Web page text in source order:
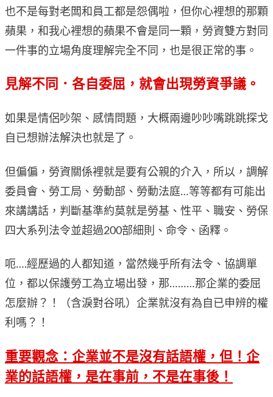
也不是每對老闆和員工都是怨偶啦，但你心裡想的那顆
蘋果，和我心裡想的蘋果不會是同一顆，勞資雙方對同
一件事的立場角度理解完全不同，也是很正常的事。
見解不同．各自委屈，就會出現勞資爭議。
如果是情侶吵架、感情問題，大概兩邊吵吵嘴跳跳探戈
自已想辦法解決也就是了。
但偏偏，勞資關係裡就是要有公親的介入，所以，調解
委員會、勞工局、勞動部、勞動法庭…等等都有可能出
來講講話，判斷基準約莫就是勞基、性平、職安、勞保
四大系列法令並超過200部細則、命令、函釋。
呃….經歷過的人都知道，當然幾乎所有法令、協調單
位，都以保護勞工為立場出發，那………那企業的委屈
怎麼辦？！（含淚對谷吼）企業就沒有為自已申辨的權
利嗎？！
重要觀念：企業並不是沒有話語權，但！企
業的話語權，是在事前，不是在事後！